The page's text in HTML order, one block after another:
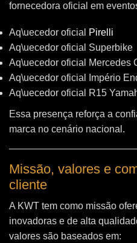
fornecedora oficial em
Aq\uecedor oficial
Pirelli
Aq\uecedor oficial Superbike
Aq\uecedor oficial Mercedes
Aq\uecedor oficial Império
Aq\uecedor oficial R15
Essa presença reforça a
marca no cenário nacional.
Missão, valores e
cliente
A KWT tem como missão
inovadoras e de alta
valores são baseados em: